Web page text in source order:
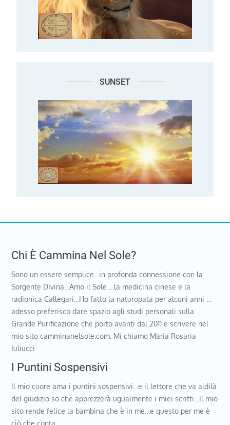
SUNSET
Chi È Cammina Nel Sole?
Sono un essere semplice…in profonda connessione con la
Sorgente Divina…Amo il Sole …la medicina cinese e la
radionica Callegari…Ho fatto la naturopata per alcuni anni …
adesso preferisco dare spazio agli studi personali sulla
Grande Purificazione che porto avanti dal 2011 e scrivere nel
mio sito camminanelsole.com. Mi chiamo Maria Rosaria
Iuliucci
I Puntini Sospensivi
Il mio cuore ama i puntini sospensivi…e il lettore che va aldilà
del giudizio so che apprezzerà ugualmente i miei scritti…Il mio
sito rende felice la bambina che è in me…e questo per me è